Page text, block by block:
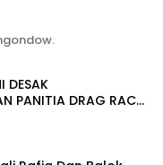
DESAK
PANITIA DRAG RACE